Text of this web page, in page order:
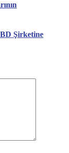
Şirketine